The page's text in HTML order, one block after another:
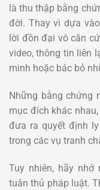
là thu thập bằng
đời. Thay vì dựa
lời đồn đại vô căn
video, thông tin liên
minh hoặc bác bỏ
Những bằng chứng
mục đích khác
đưa ra quyết định
trong các vụ tranh
Tuy nhiên, hãy nhớ
tuân thủ pháp luật.